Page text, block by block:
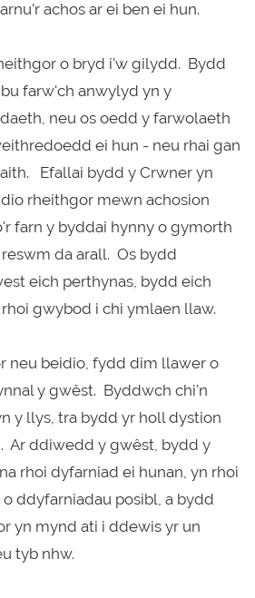
achos ar ei ben ei hun.
o bryd i'w gilydd. Bydd
farw'ch anwylyd yn y
neu os oedd y farwolaeth
ei hun - neu rhai gan
Efallai bydd y Crwner yn
rheithgor mewn achosion
farn y byddai hynny o gymorth
da arall. Os bydd
eich perthynas, bydd eich
gwybod i chi ymlaen llaw.
neu beidio, fydd dim llawer o
y gwêst. Byddwch chi'n
y llys, tra bydd yr holl dystion
Ar ddiwedd y gwêst, bydd y
rhoi dyfarniad ei hunan, yn rhoi
ddyfarniadau posibl, a bydd
yn mynd ati i ddewis yr un
tyb nhw.